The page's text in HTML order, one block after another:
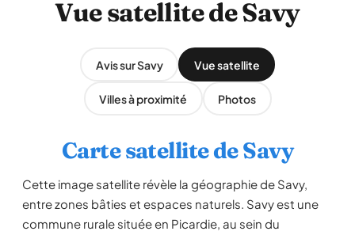
Vue satellite de Savy
Avis sur Savy Vue satellite
Villes à proximité Photos
Carte satellite de Savy
Cette image satellite révèle la géographie de Savy,
entre zones bâties et espaces naturels. Savy est une
commune rurale située en Picardie, au sein du